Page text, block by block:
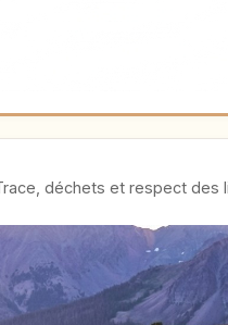
déchets et respect des